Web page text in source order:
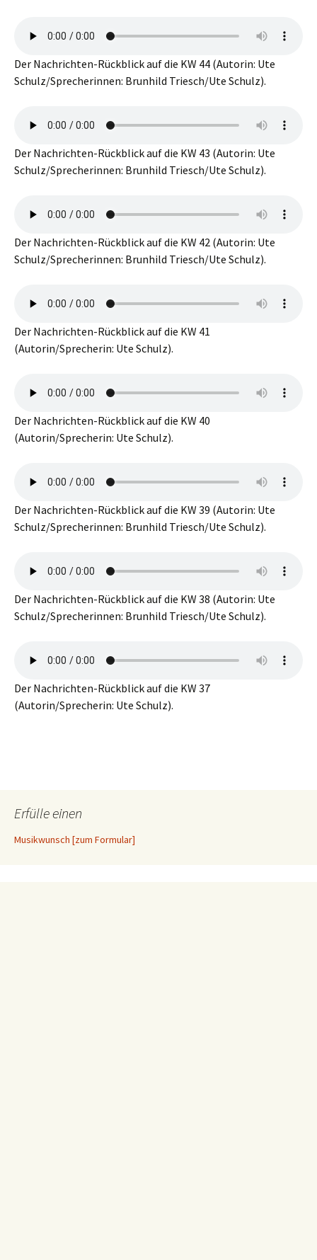
Der Nachrichten-Rückblick auf die KW 44 (Autorin: Ute
Schulz/Sprecherinnen: Brunhild Triesch/Ute Schulz).
Der Nachrichten-Rückblick auf die KW 43 (Autorin: Ute
Schulz/Sprecherinnen: Brunhild Triesch/Ute Schulz).
Der Nachrichten-Rückblick auf die KW 42 (Autorin: Ute
Schulz/Sprecherinnen: Brunhild Triesch/Ute Schulz).
Der Nachrichten-Rückblick auf die KW 41
(Autorin/Sprecherin: Ute Schulz).
Der Nachrichten-Rückblick auf die KW 40
(Autorin/Sprecherin: Ute Schulz).
Der Nachrichten-Rückblick auf die KW 39 (Autorin: Ute
Schulz/Sprecherinnen: Brunhild Triesch/Ute Schulz).
Der Nachrichten-Rückblick auf die KW 38 (Autorin: Ute
Schulz/Sprecherinnen: Brunhild Triesch/Ute Schulz).
Der Nachrichten-Rückblick auf die KW 37
(Autorin/Sprecherin: Ute Schulz).
Erfülle einen
Musikwunsch [zum Formular]